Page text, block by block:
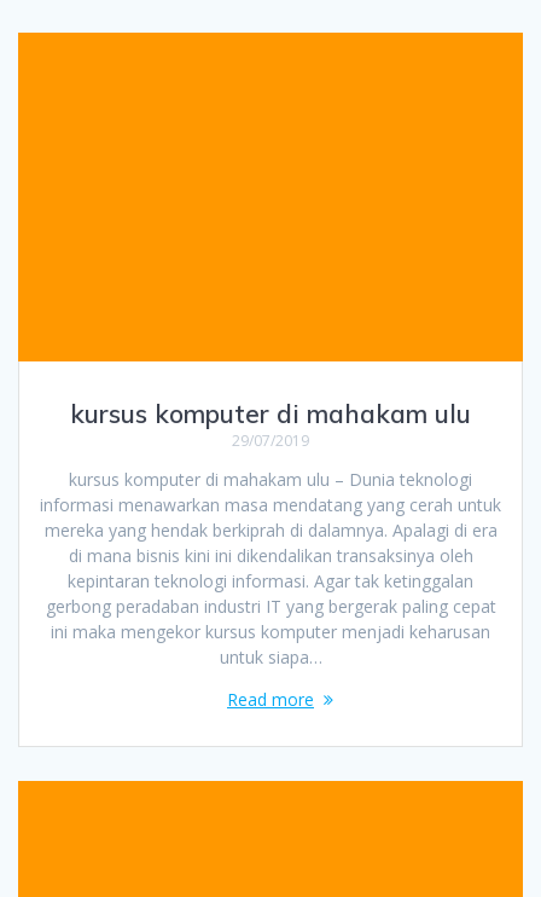
kursus komputer di mahakam ulu
29/07/2019
kursus komputer di mahakam ulu – Dunia teknologi
informasi menawarkan masa mendatang yang cerah untuk
mereka yang hendak berkiprah di dalamnya. Apalagi di era
di mana bisnis kini ini dikendalikan transaksinya oleh
kepintaran teknologi informasi. Agar tak ketinggalan
gerbong peradaban industri IT yang bergerak paling cepat
ini maka mengekor kursus komputer menjadi keharusan
untuk siapa…
Read more